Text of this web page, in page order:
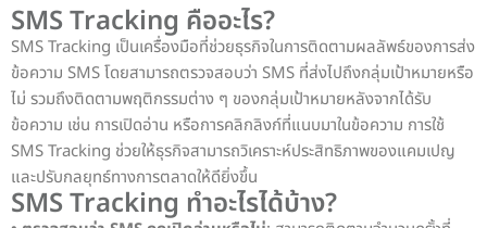
SMS Tracking คืออะไร?
SMS Tracking เป็นเครื่องมือที่ช่วยธุรกิจในการติดตามผลลัพธ์ของการส่ง
ข้อความ SMS โดยสามารถตรวจสอบว่า SMS ที่ส่งไปถึงกลุ่มเป้าหมายหรือ
ไม่ รวมถึงติดตามพฤติกรรมต่าง ๆ ของกลุ่มเป้าหมายหลังจากได้รับ
ข้อความ เช่น การเปิดอ่าน หรือการคลิกลิงก์ที่แนบมาในข้อความ การใช้
SMS Tracking ช่วยให้ธุรกิจสามารถวิเคราะห์ประสิทธิภาพของแคมเปญ
และปรับกลยุทธ์ทางการตลาดให้ดียิ่งขึ้น
SMS Tracking ทำอะไรได้บ้าง?